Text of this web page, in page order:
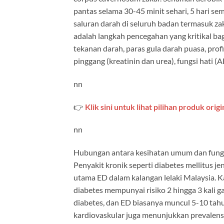
pantas selama 30-45 minit sehari, 5 hari
saluran darah di seluruh badan termasuk
adalah langkah pencegahan yang kritikal
tekanan darah, paras gula darah puasa,
pinggang (kreatinin dan urea), fungsi hati
nn
👉 Klik sini untuk lihat pilihan produk
nn
Hubungan antara kesihatan umum dan
Penyakit kronik seperti diabetes mellitus
utama ED dalam kalangan lelaki Malaysia.
diabetes mempunyai risiko 2 hingga 3 kali
diabetes, dan ED biasanya muncul 5-10
kardiovaskular juga menunjukkan